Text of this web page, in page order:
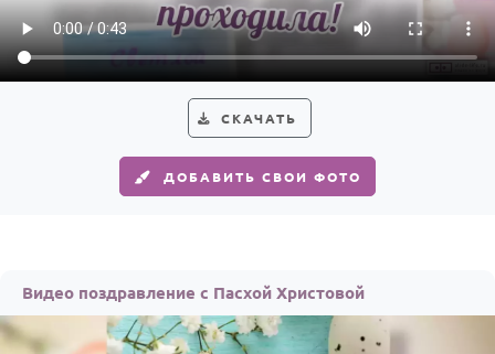
Свадьба
Годовщина свадьбы
Календарь праздников
Папе
СКАЧАТЬ
ДОБАВИТЬ СВОИ ФОТО
Видео поздравление с Пасхой Христовой